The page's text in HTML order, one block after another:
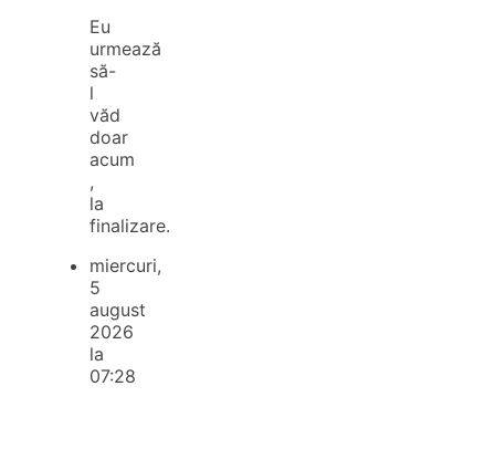
Eu
urmează
să-
l
văd
doar
acum
,
la
finalizare.
miercuri,
5
august
2026
la
07:28